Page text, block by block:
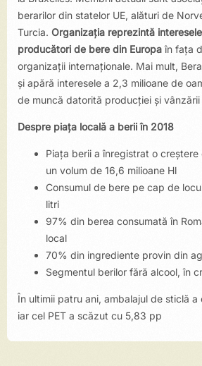
berarilor din statelor UE, alături de
Turcia. Organizaţia reprezintă
producători de bere din Europa în faţa
organizaţii internaţionale. Mai mult,
şi apără interesele a 2,3 milioane de
de muncă datorită producţiei şi vânzării
Despre piața locală a berii în 2018
Piaţa berii a înregistrat o
un volum de 16,6 milioane Hl
Consumul de bere pe cap de
litri
97% din berea consumată în
local
70% din ingrediente provin din
Segmentul berilor fără alcool, în
În ultimii patru ani, ambalajul de sticlă
iar cel PET a scăzut cu 5,83 pp